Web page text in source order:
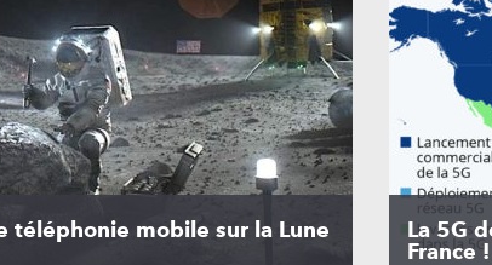
téléphonie mobile sur la Lune
La 5G
France !